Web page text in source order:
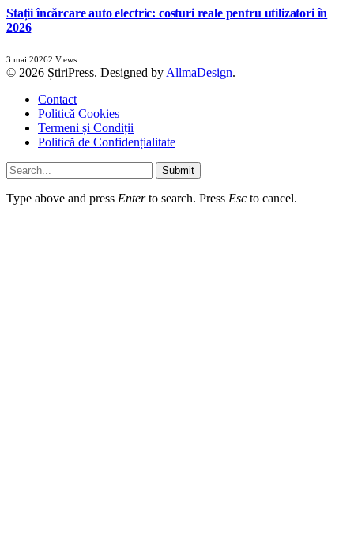
Stații încărcare auto electric: costuri reale pentru utilizatori în
2026
3 mai 20262 Views
© 2026 ȘtiriPress. Designed by AllmaDesign.
Contact
Politică Cookies
Termeni și Condiții
Politică de Confidențialitate
Submit
Type above and press Enterto search. Press Esc to cancel.